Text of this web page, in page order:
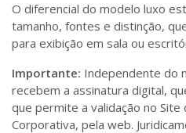
O diferencial do modelo luxo
tamanho, fontes e distinção,
para exibição em sala ou
Importante: Independente do
recebem a assinatura digital,
que permite a validação no Site
Corporativa, pela web.